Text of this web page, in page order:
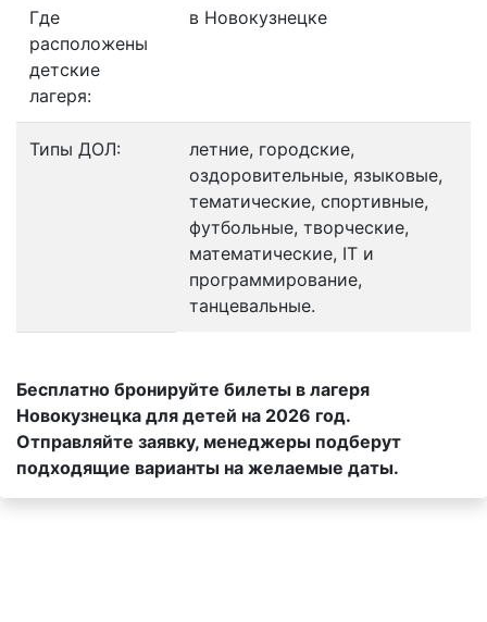
Где
расположены
детские
лагеря:
в Новокузнецке
Типы ДОЛ:
летние, городские,
оздоровительные, языковые,
тематические, спортивные,
футбольные, творческие,
математические, IT и
программирование,
танцевальные.
Бесплатно бронируйте билеты в лагеря
Новокузнецка для детей на 2026 год.
Отправляйте заявку, менеджеры подберут
подходящие варианты на желаемые даты.